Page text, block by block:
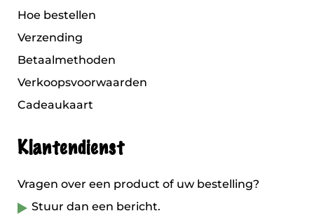
Hoe bestellen
Verzending
Betaalmethoden
Verkoopsvoorwaarden
Cadeaukaart
Klantendienst
Vragen over een product of uw bestelling?
Stuur dan een bericht.